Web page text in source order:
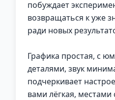
побуждает
возвращаться к уже
ради новых
Графика простая, с
деталями, звук
подчеркивает
вами лёгкая, местами